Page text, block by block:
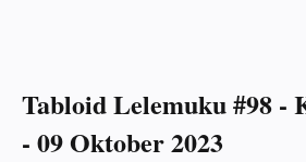
Tabloid Lelemuku #98 -
- 09 Oktober 2023